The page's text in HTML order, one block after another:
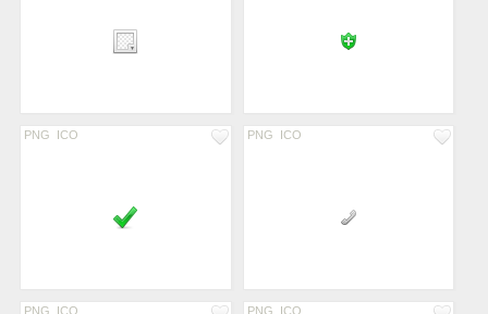
PNG ICO PNG ICO
PNG ICO PNG ICO